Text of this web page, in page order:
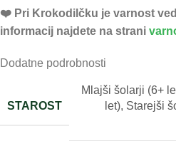
❤️ ️Pri Krokodilčku je varnost
informacij najdete na strani
Dodatne podrobnosti
STAROST
Mlajši šolarji (6+
let), Starejši